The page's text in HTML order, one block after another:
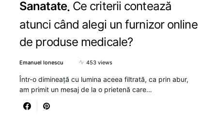
Sanatate Ce criterii contează
atunci când alegi un furnizor online
de produse medicale?
Emanuel Ionescu 453 views
Într-o dimineață cu lumina aceea filtrată, ca prin abur,
am primit un mesaj de la o prietenă care…